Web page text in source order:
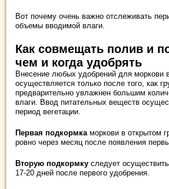
Вот почему очень важно отслеживать
объемы вводимой влаги.
Как совмещать полив и
чем и когда удобрять
Внесение любых удобрений для моркови
осуществляется только после того, как
предварительно увлажнен большим
влаги. Ввод питательных веществ
период вегетации.
Первая подкормкаморкови в открытом
ровно через месяц после появления
Вторую подкормку следует
17-20 дней после первого удобрения.